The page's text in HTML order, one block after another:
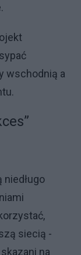
wschodnią a
siecią -
na